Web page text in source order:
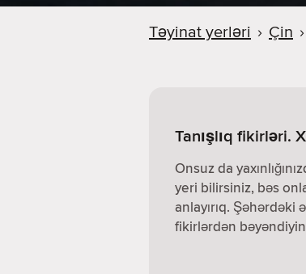
Təyinat yerləri › Çin ›
Tanışlıq fikirləri.
Onsuz da
yeri bilirsiniz, bəs
anlayırıq. Şəhərdəki
fikirlərdən